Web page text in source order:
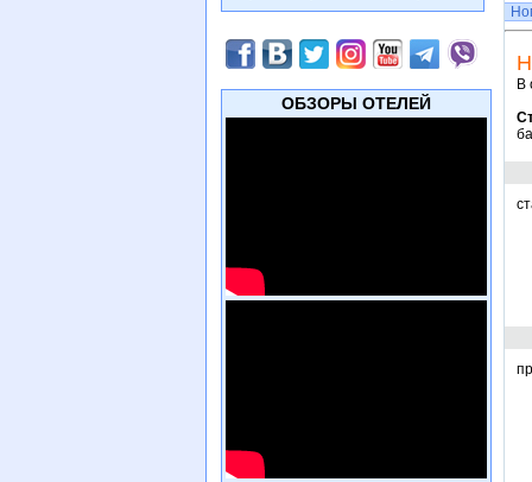
В
ОБЗОРЫ ОТЕЛЕЙ